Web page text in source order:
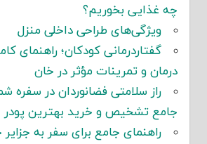
چه غذایی بخوریم؟
ویژگی‌های طراحی داخلی منزل
گفتاردرمانی کودکان؛ راهنمای
درمان و تمرینات مؤثر در خان
راز سلامتی فضانوردان در سفره
جامع تشخیص و خرید بهترین پودر
راهنمای جامع برای سفر به